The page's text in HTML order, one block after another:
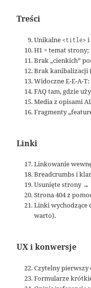
Treści
Unikalne<title> i
H1 = temat strony;
Brak „cienkich”
Brak kanibalizacji
Widoczne E-E-A-
FAQ tam, gdzie
Media z opisami
Fragmenty
Linki
Linkowanie
Breadcrumbs i
Usunięte strony →
Strona 404 z
Linki wychodzące
warto).
UX i konwersje
Czytelny pierwszy
Formularze